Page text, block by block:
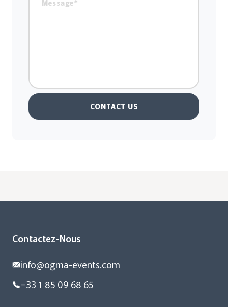
CONTACT US
Contactez-Nous
info@ogma-events.com
+33 1 85 09 68 65